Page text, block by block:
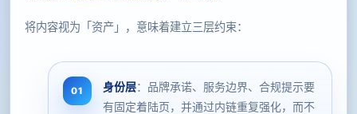
将内容视为「资产」，意味着建立三层约束：
身份层：品牌承诺、服务边界、合规提示要
有固定着陆页，并通过内链重复强化，而不